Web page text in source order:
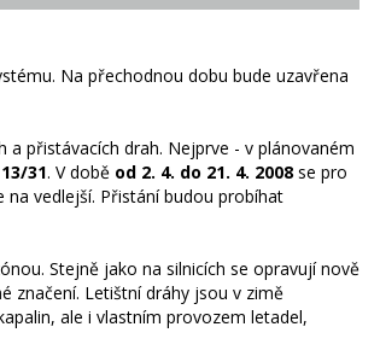
Na přechodnou dobu bude uzavřena
a přistávacích drah. Nejprve - v plánovaném
31. V době od 2. 4. do 21. 4. 2008 se pro
vedlejší. Přistání budou probíhat
Stejně jako na silnicích se opravují nově
značení. Letištní dráhy jsou v zimě
ale i vlastním provozem letadel,